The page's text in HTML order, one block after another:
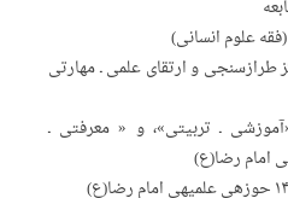
علوم انسانی)
و ارتقای علمی ـ مهارتی
ـ تربیتی»، و « معرفتی ـ
امام رضا(ع)